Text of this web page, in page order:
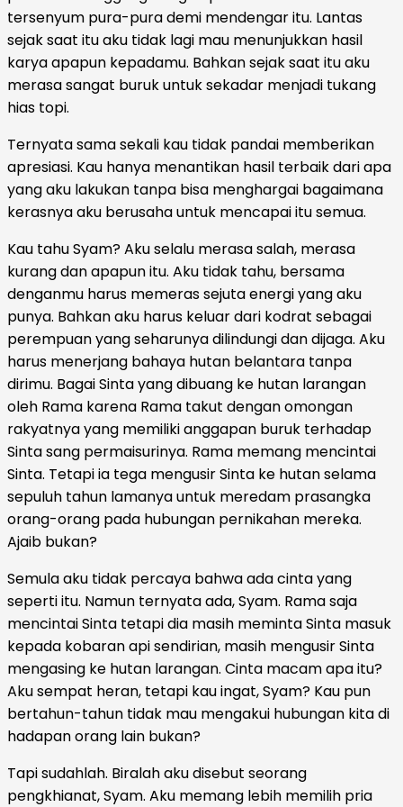
tersenyum pura-pura demi mendengar itu. Lantas
sejak saat itu aku tidak lagi mau menunjukkan hasil
karya apapun kepadamu. Bahkan sejak saat itu aku
merasa sangat buruk untuk sekadar menjadi tukang
hias topi.
Ternyata sama sekali kau tidak pandai memberikan
apresiasi. Kau hanya menantikan hasil terbaik dari apa
yang aku lakukan tanpa bisa menghargai bagaimana
kerasnya aku berusaha untuk mencapai itu semua.
Kau tahu Syam? Aku selalu merasa salah, merasa
kurang dan apapun itu. Aku tidak tahu, bersama
denganmu harus memeras sejuta energi yang aku
punya. Bahkan aku harus keluar dari kodrat sebagai
perempuan yang seharunya dilindungi dan dijaga. Aku
harus menerjang bahaya hutan belantara tanpa
dirimu. Bagai Sinta yang dibuang ke hutan larangan
oleh Rama karena Rama takut dengan omongan
rakyatnya yang memiliki anggapan buruk terhadap
Sinta sang permaisurinya. Rama memang mencintai
Sinta. Tetapi ia tega mengusir Sinta ke hutan selama
sepuluh tahun lamanya untuk meredam prasangka
orang-orang pada hubungan pernikahan mereka.
Ajaib bukan?
Semula aku tidak percaya bahwa ada cinta yang
seperti itu. Namun ternyata ada, Syam. Rama saja
mencintai Sinta tetapi dia masih meminta Sinta masuk
kepada kobaran api sendirian, masih mengusir Sinta
mengasing ke hutan larangan. Cinta macam apa itu?
Aku sempat heran, tetapi kau ingat, Syam? Kau pun
bertahun-tahun tidak mau mengakui hubungan kita di
hadapan orang lain bukan?
Tapi sudahlah. Biralah aku disebut seorang
pengkhianat, Syam. Aku memang lebih memilih pria